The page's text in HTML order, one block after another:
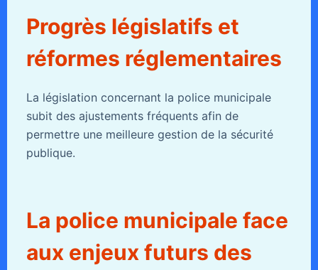
Progrès législatifs et
réformes réglementaires
La législation concernant la police municipale
subit des ajustements fréquents afin de
permettre une meilleure gestion de la sécurité
publique.
La police municipale face
aux enjeux futurs des